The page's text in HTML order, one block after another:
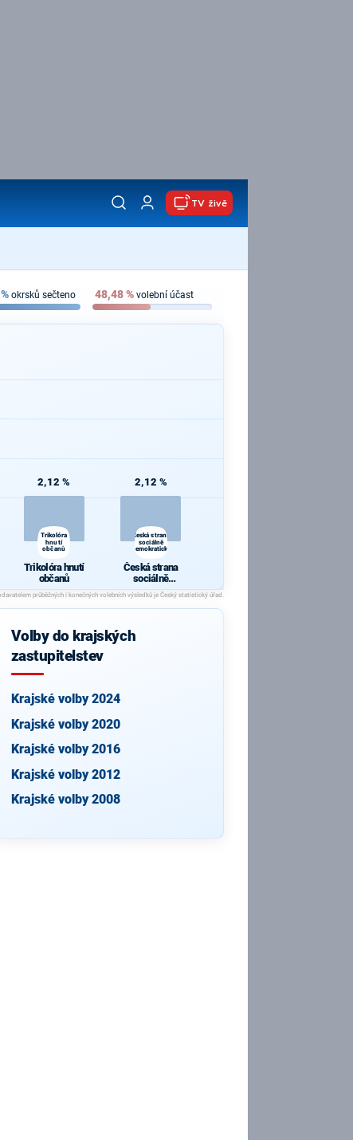
TV živě
% okrsků sečteno 48,48% volební účast
2,12 %
Trikolóra
hnutí
občanů
Trikolóra hnutí
občanů
2,12 %
Česká strana
sociálně
demokratická
Česká strana
sociálně
demokratická
Volby do krajských
zastupitelstev
Krajské volby 2024
Krajské volby 2020
Krajské volby 2016
Krajské volby 2012
Krajské volby 2008